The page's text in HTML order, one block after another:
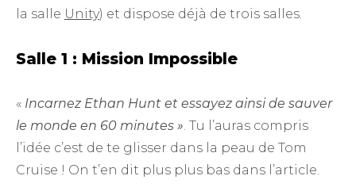
la salle Unity) et dispose déjà de trois salles.
Salle 1 : Mission Impossible
« Incarnez Ethan Hunt et essayez ainsi de sauver
le monde en 60 minutes ». Tu l’auras compris
l’idée c’est de te glisser dans la peau de Tom
Cruise ! On t’en dit plus plus bas dans l’article.